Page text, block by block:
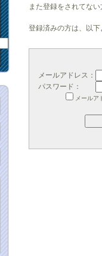
また登録をされてな
登録済みの方は、以
メールアドレス：
パスワード：
メールア